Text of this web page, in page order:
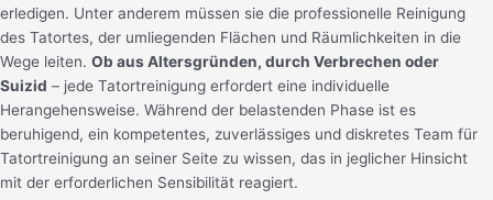
erledigen. Unter anderem müssen sie die professionelle Reinigung
des Tatortes, der umliegenden Flächen und Räumlichkeiten in die
Wege leiten. Ob aus Altersgründen, durch Verbrechen oder
Suizid – jede Tatortreinigung erfordert eine individuelle
Herangehensweise. Während der belastenden Phase ist es
beruhigend, ein kompetentes, zuverlässiges und diskretes Team für
Tatortreinigung an seiner Seite zu wissen, das in jeglicher Hinsicht
mit der erforderlichen Sensibilität reagiert.